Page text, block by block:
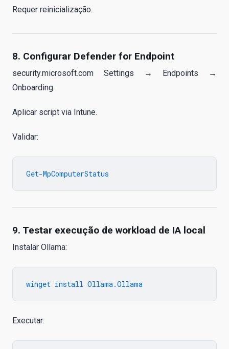
Requer reinicialização.
8. Configurar Defender for Endpoint
security.microsoft.com Settings → Endpoints →
Onboarding.
Aplicar script via Intune.
Validar:
9. Testar execução de workload de IA local
Instalar Ollama:
Executar: